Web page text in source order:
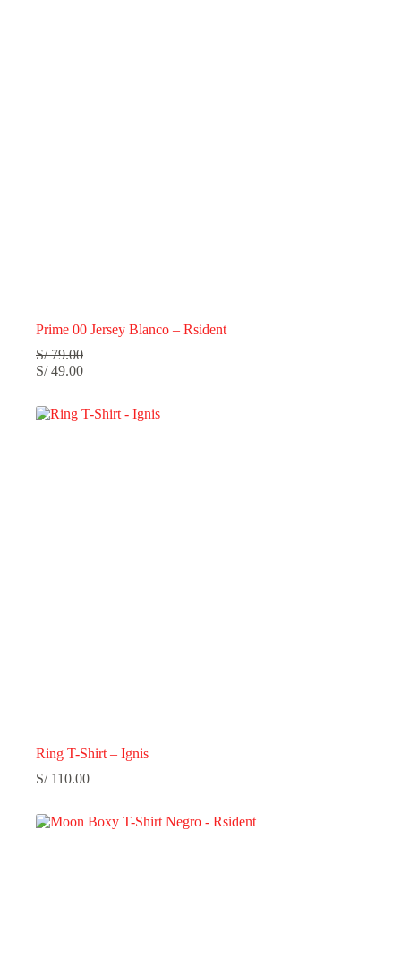
Prime 00 Jersey Blanco – Rsident
S/79.00
S/49.00
Ring T-Shirt – Ignis
S/110.00